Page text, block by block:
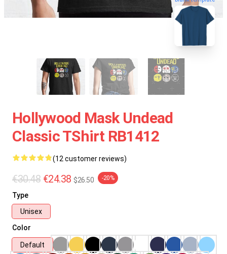
Hollywood Mask Undead
Classic TShirt RB1412
(12 customer reviews)
€30.48 €24.38 $26.50 -20%
Type
Unisex
Color
Default